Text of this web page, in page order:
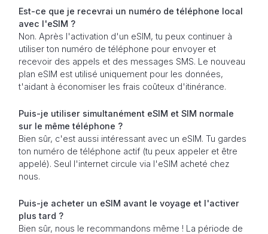
Est-ce que je recevrai un numéro de téléphone local
avec l'eSIM ?
Non. Après l'activation d'un eSIM, tu peux continuer à
utiliser ton numéro de téléphone pour envoyer et
recevoir des appels et des messages SMS. Le nouveau
plan eSIM est utilisé uniquement pour les données,
t'aidant à économiser les frais coûteux d'itinérance.
Puis-je utiliser simultanément eSIM et SIM normale
sur le même téléphone ?
Bien sûr, c'est aussi intéressant avec un eSIM. Tu gardes
ton numéro de téléphone actif (tu peux appeler et être
appelé). Seul l'internet circule via l'eSIM acheté chez
nous.
Puis-je acheter un eSIM avant le voyage et l'activer
plus tard ?
Bien sûr, nous le recommandons même ! La période de